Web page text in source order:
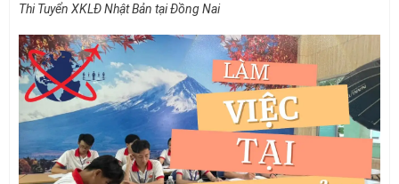
Thi Tuyển XKLĐ Nhật Bản tại Đồng Nai